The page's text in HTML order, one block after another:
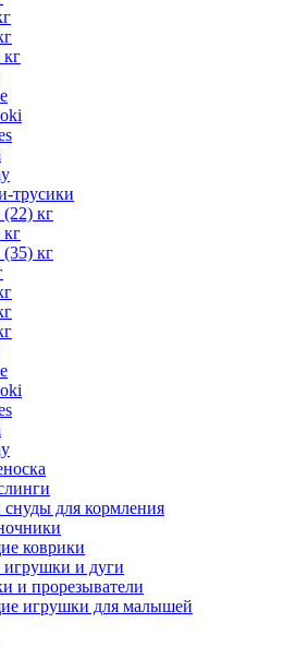
кг
трусики
(22) кг
кг
(35) кг
для кормления
коврики
и дуги
и прорезыватели
игрушки для малышей